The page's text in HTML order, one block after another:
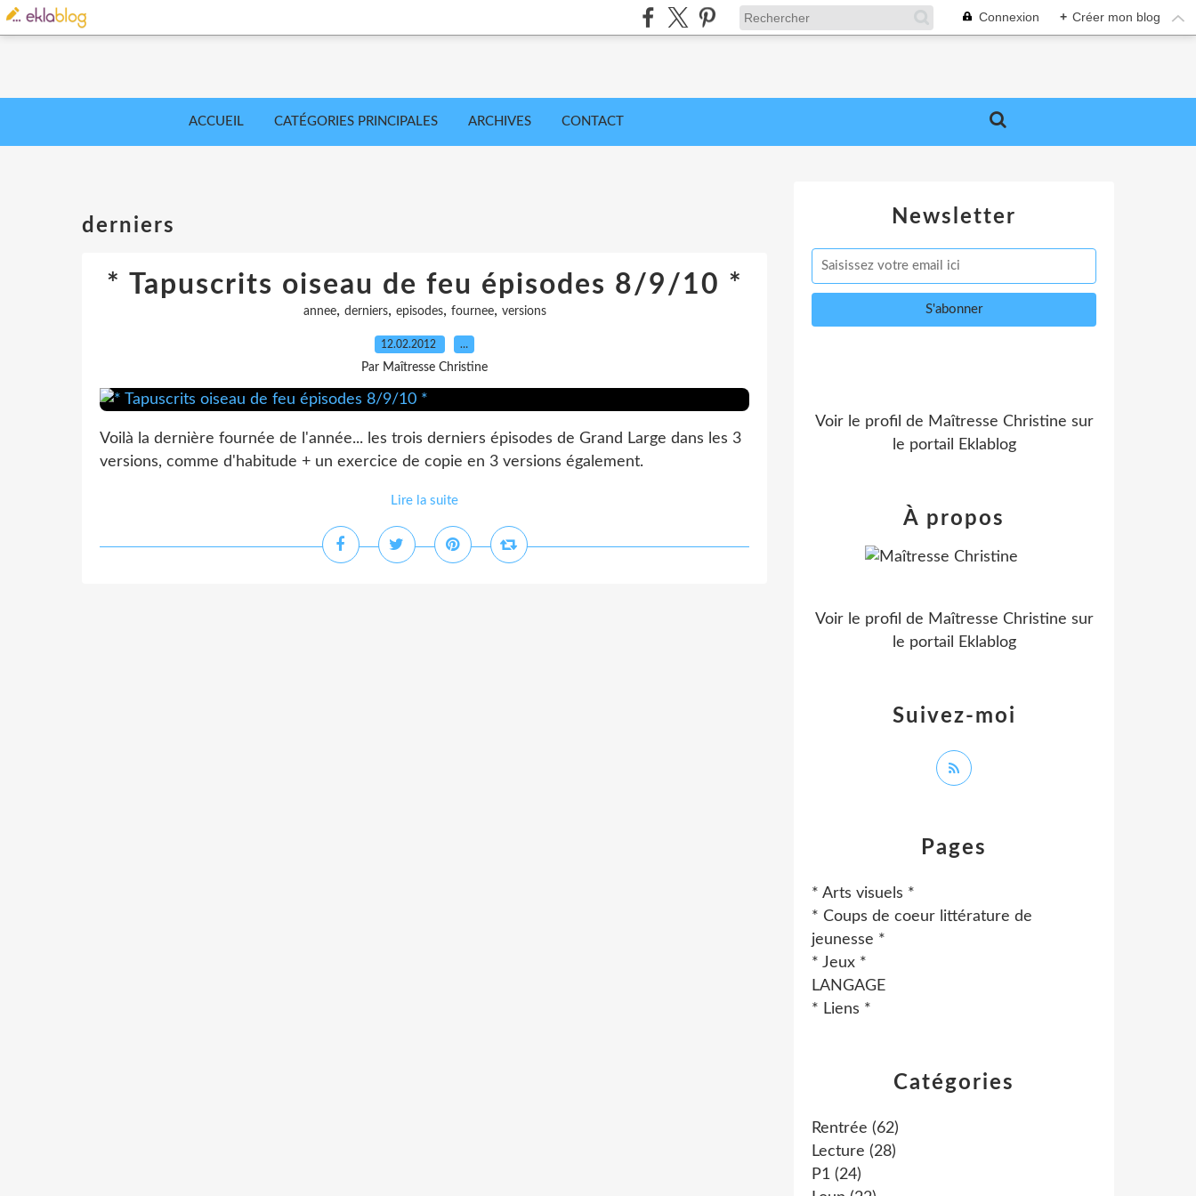
Connexion + Créer mon blog
ACCUEIL CATÉGORIES PRINCIPALES ARCHIVES CONTACT
derniers
* Tapuscrits oiseau de feu épisodes 8/9/10 *
annee, derniers, episodes, fournee, versions
12.02.2012 …
Par Maîtresse Christine
Voilà la dernière fournée de l'année... les trois derniers épisodes de Grand Large dans les 3
versions, comme d'habitude + un exercice de copie en 3 versions également.
Lire la suite
Newsletter
Catégories
Rentrée (62)
Lecture (28)
P1 (24)
Pages
* Arts visuels *
* Coups de coeur littérature de
jeunesse *
* Jeux *
LANGAGE
* Liens *
Voir le profil de Maîtresse Christine sur
le portail Eklablog
Suivez-moi
À propos
Voir le profil de Maîtresse Christine sur
le portail Eklablog